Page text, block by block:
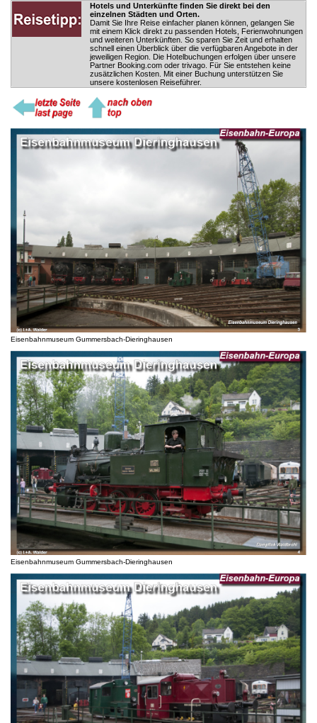
Hotels und Unterkünfte finden Sie direkt bei den
einzelnen Städten und Orten.
Damit Sie Ihre Reise einfacher planen können, gelangen Sie
mit einem Klick direkt zu passenden Hotels, Ferienwohnungen
und weiteren Unterkünften. So sparen Sie Zeit und erhalten
schnell einen Überblick über die verfügbaren Angebote in der
jeweiligen Region. Die Hotelbuchungen erfolgen über unsere
Partner Booking.com oder trivago. Für Sie entstehen keine
zusätzlichen Kosten. Mit einer Buchung unterstützen Sie
unsere kostenlosen Reiseführer.
Eisenbahnmuseum Gummersbach-Dieringhausen
Eisenbahnmuseum Gummersbach-Dieringhausen